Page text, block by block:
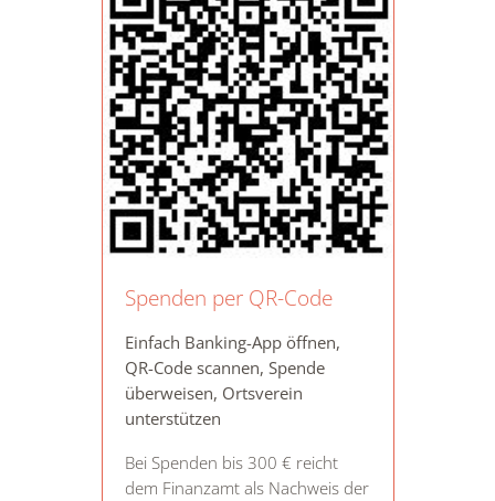
Spenden per QR-Code
Einfach Banking-App öffnen,
QR-Code scannen, Spende
überweisen, Ortsverein
unterstützen
Bei Spenden bis 300 € reicht
dem Finanzamt als Nachweis der